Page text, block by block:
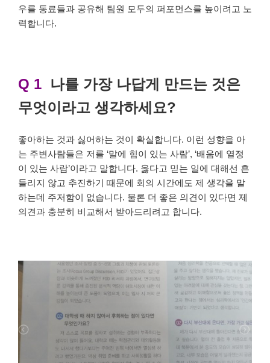
우를 동료들과 공유해 팀원 모두의 퍼포먼스를 높이려고 노
력합니다.
Q 1 나를 가장 나답게 만드는 것은
무엇이라고 생각하세요?
좋아하는 것과 싫어하는 것이 확실합니다. 이런 성향을 아
는 주변사람들은 저를 ‘말에 힘이 있는 사람’, ‘배움에 열정
이 있는 사람’이라고 말합니다. 옳다고 믿는 일에 대해선 흔
들리지 않고 추진하기 때문에 회의 시간에도 제 생각을 말
하는데 주저함이 없습니다. 물론 더 좋은 의견이 있다면 제
의견과 충분히 비교해서 받아드리려고 합니다.